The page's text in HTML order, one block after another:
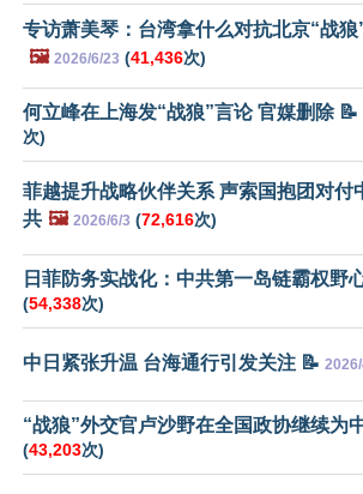
专访萧美琴：台湾拿什么对抗北京“战狼
🖼️ 2026/6/23 (41,436次)
何立峰在上海发“战狼”言论 官媒删除 📝
次)
菲越提升战略伙伴关系 声索国抱团对付
共 🖼️ 2026/6/3 (72,616次)
日菲防务实战化：中共第一岛链霸权野
(54,338次)
中日紧张升温 台海通行引发关注 📝
“战狼”外交官卢沙野在全国政协继续为
(43,203次)